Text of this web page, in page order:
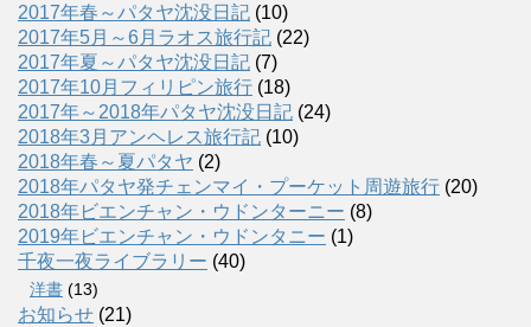
2017年春～パタヤ沈没日記 (10)
2017年5月～6月ラオス旅行記 (22)
2017年夏～パタヤ沈没日記 (7)
2017年10月フィリピン旅行 (18)
2017年～2018年パタヤ沈没日記 (24)
2018年3月アンヘレス旅行記 (10)
2018年春～夏パタヤ (2)
2018年パタヤ発チェンマイ・プーケット周遊旅行 (20)
2018年ビエンチャン・ウドンターニー (8)
2019年ビエンチャン・ウドンタニー (1)
千夜一夜ライブラリー (40)
洋書 (13)
お知らせ (21)